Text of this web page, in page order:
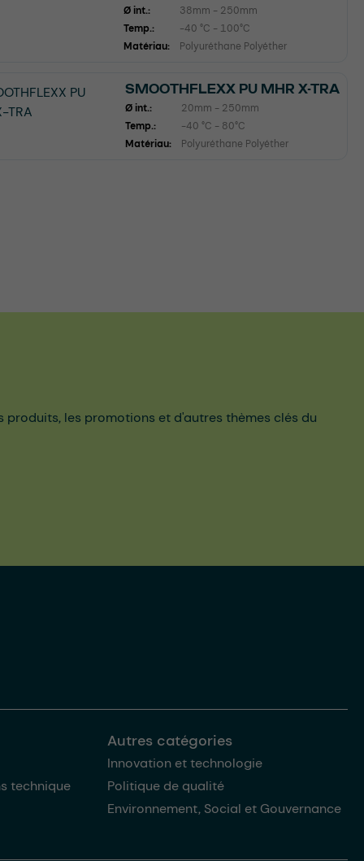
Ø int.:
38mm - 250mm
Temp.:
-40 °C - 100°C
Matériau:
Polyuréthane Polyéther
SMOOTHFLEXX PU MHR X-TRA
Ø int.:
20mm - 250mm
Temp.:
-40 °C - 80°C
Matériau:
Polyuréthane Polyéther
produits, les promotions et d'autres thèmes clés du
technique
Autres catégories
Innovation et technologie
Politique de qualité
Environnement, Social et Gouvernance